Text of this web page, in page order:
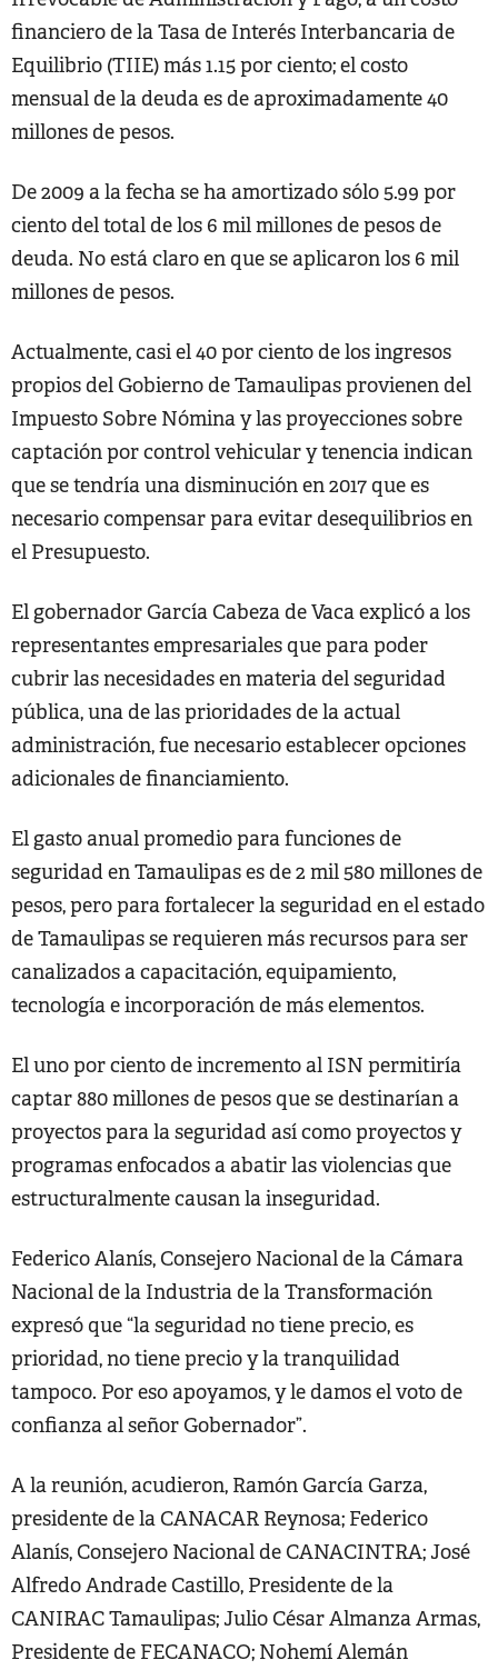
financiero de la Tasa de Interés Interbancaria de
Equilibrio (TIIE) más 1.15 por ciento; el costo
mensual de la deuda es de aproximadamente 40
millones de pesos.
De 2009 a la fecha se ha amortizado sólo 5.99 por
ciento del total de los 6 mil millones de pesos de
deuda. No está claro en que se aplicaron los 6 mil
millones de pesos.
Actualmente, casi el 40 por ciento de los ingresos
propios del Gobierno de Tamaulipas provienen del
Impuesto Sobre Nómina y las proyecciones sobre
captación por control vehicular y tenencia indican
que se tendría una disminución en 2017 que es
necesario compensar para evitar desequilibrios en
el Presupuesto.
El gobernador García Cabeza de Vaca explicó a los
representantes empresariales que para poder
cubrir las necesidades en materia del seguridad
pública, una de las prioridades de la actual
administración, fue necesario establecer opciones
adicionales de financiamiento.
El gasto anual promedio para funciones de
seguridad en Tamaulipas es de 2 mil 580 millones de
pesos, pero para fortalecer la seguridad en el estado
de Tamaulipas se requieren más recursos para ser
canalizados a capacitación, equipamiento,
tecnología e incorporación de más elementos.
El uno por ciento de incremento al ISN permitiría
captar 880 millones de pesos que se destinarían a
proyectos para la seguridad así como proyectos y
programas enfocados a abatir las violencias que
estructuralmente causan la inseguridad.
Federico Alanís, Consejero Nacional de la Cámara
Nacional de la Industria de la Transformación
expresó que “la seguridad no tiene precio, es
prioridad, no tiene precio y la tranquilidad
tampoco. Por eso apoyamos, y le damos el voto de
confianza al señor Gobernador”.
A la reunión, acudieron, Ramón García Garza,
presidente de la CANACAR Reynosa; Federico
Alanís, Consejero Nacional de CANACINTRA; José
Alfredo Andrade Castillo, Presidente de la
CANIRAC Tamaulipas; Julio César Almanza Armas,
Presidente de FECANACO; Nohemí Alemán